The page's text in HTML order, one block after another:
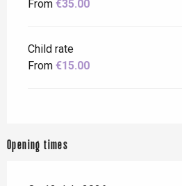
From €35.00
Child rate
From €15.00
Opening times